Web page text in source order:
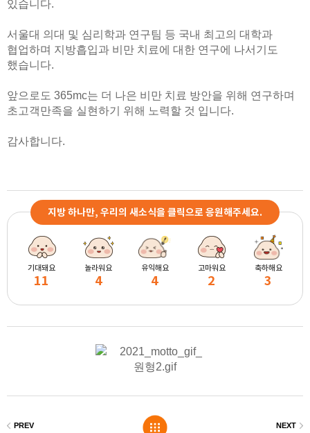
있습니다.
서울대 의대 및 심리학과 연구팀 등 국내 최고의 대학과
협업하며 지방흡입과 비만 치료에 대한 연구에 나서기도
했습니다.
앞으로도 365mc는 더 나은 비만 치료 방안을 위해 연구하며
초고객만족을 실현하기 위해 노력할 것 입니다.
감사합니다.
지방 하나만, 우리의 새소식을 클릭으로 응원해주세요.
기대돼요
11
놀라워요
4
유익해요
4
고마워요
2
축하해요
3